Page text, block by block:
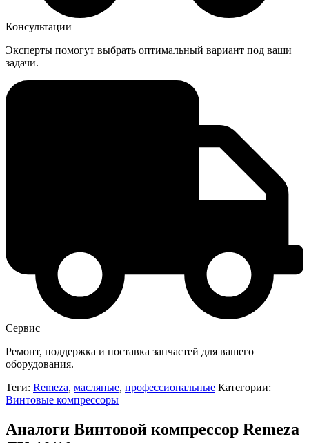
Консультации
Эксперты помогут выбрать оптимальный вариант под ваши
задачи.
Сервис
Ремонт, поддержка и поставка запчастей для вашего
оборудования.
Теги: Remeza, масляные, профессиональные Категории:
Винтовые компрессоры
Аналоги Винтовой компрессор Remeza